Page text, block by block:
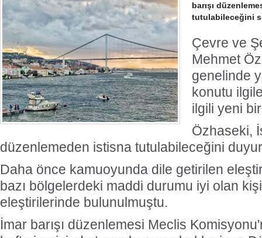
barışı
tutulabileceğini
Çevre ve
Mehmet
genelinde
konutu
ilgili yeni
Özhaseki,
düzenlemeden istisna tutulabileceğini
Daha önce kamuoyunda dile getirilen
bazı bölgelerdeki maddi durumu iyi olan
eleştirilerinde bulunulmuştu.
İmar barışı düzenlemesi Meclis